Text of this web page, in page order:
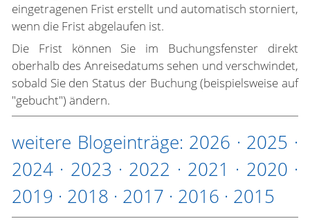
eingetragenen Frist erstellt und automatisch storniert,
wenn die Frist abgelaufen ist.
Die Frist können Sie im Buchungsfenster direkt
oberhalb des Anreisedatums sehen und verschwindet,
sobald Sie den Status der Buchung (beispielsweise auf
"gebucht") ändern.
weitere Blogeinträge: 2026 · 2025 ·
2024 · 2023 · 2022 · 2021 · 2020 ·
2019 · 2018 · 2017 · 2016 · 2015